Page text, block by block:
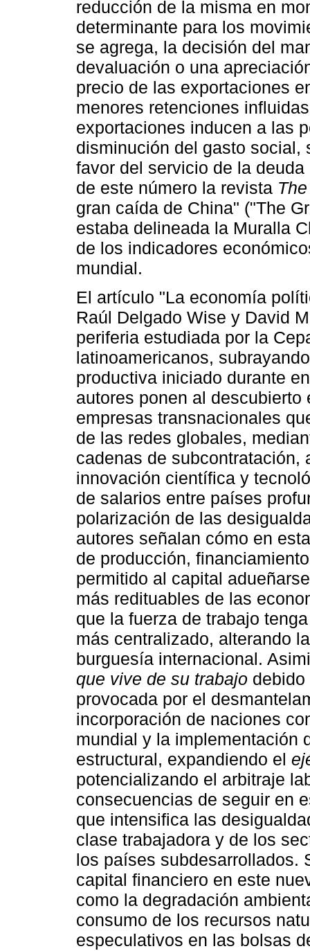
reducción de la misma en
determinante para los
se agrega, la decisión del
devaluación o una
precio de las exportaciones
menores retenciones
exportaciones inducen a las
disminución del gasto social,
favor del servicio de la
de este número la revista
gran caída de China" ("The
estaba delineada la Muralla
de los indicadores
mundial.
El artículo "La economía
Raúl Delgado Wise y David
periferia estudiada por la
latinoamericanos,
productiva iniciado durante
autores ponen al
empresas transnacionales
de las redes globales,
cadenas de subcontratación,
innovación científica y
de salarios entre países
polarización de las
autores señalan cómo en
de producción,
permitido al capital
más redituables de las
que la fuerza de trabajo
más centralizado, alterando
burguesía internacional.
que vive de su trabajo debido
provocada por el
incorporación de naciones
mundial y la implementación
estructural, expandiendo el
potencializando el arbitraje
consecuencias de seguir en
que intensifica las
clase trabajadora y de los
los países subdesarrollados.
capital financiero en este
como la degradación
consumo de los recursos
especulativos en las bolsas